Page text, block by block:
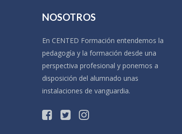
NOSOTROS
En CENTED Formación entendemos la
pedagogía y la formación desde una
perspectiva profesional y ponemos a
disposición del alumnado unas
instalaciones de vanguardia.